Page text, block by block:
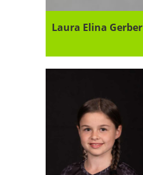
Laura Elina Gerber